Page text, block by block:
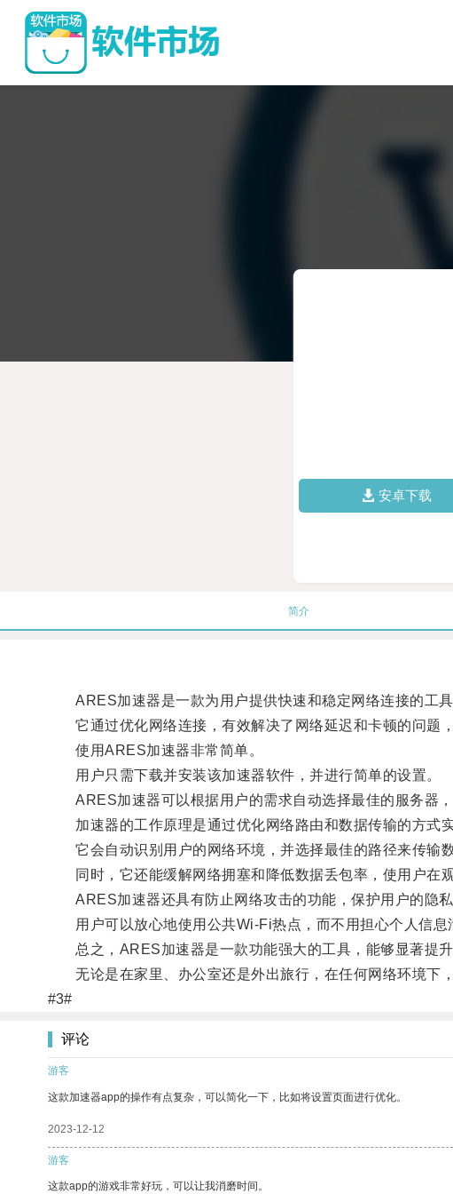
安卓下载
简介
ARES加速器是一款为用户提供快速和稳定网络连接的工具
它通过优化网络连接，有效解决了网络延迟和卡顿的问题，
使用ARES加速器非常简单。
用户只需下载并安装该加速器软件，并进行简单的设置。
ARES加速器可以根据用户的需求自动选择最佳的服务器，
加速器的工作原理是通过优化网络路由和数据传输的方式实
它会自动识别用户的网络环境，并选择最佳的路径来传输数
同时，它还能缓解网络拥塞和降低数据丢包率，使用户在
ARES加速器还具有防止网络攻击的功能，保护用户的隐私
用户可以放心地使用公共Wi-Fi热点，而不用担心个人信息
总之，ARES加速器是一款功能强大的工具，能够显著提升
无论是在家里、办公室还是外出旅行，在任何网络环境下，
#3#
评论
游客
这款加速器app的操作有点复杂，可以简化一下，比如将设置页面进行优化。
2023-12-12
游客
这款app的游戏非常好玩，可以让我消磨时间。